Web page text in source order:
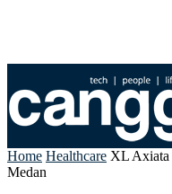
Home Healthcare XL Axiata
Medan